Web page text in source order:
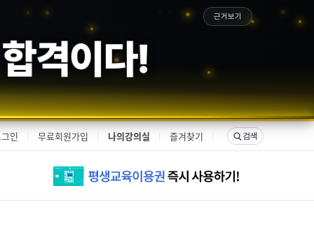
합격이다!
근거보기
인 무료회원가입 나의강의실 즐겨찾기